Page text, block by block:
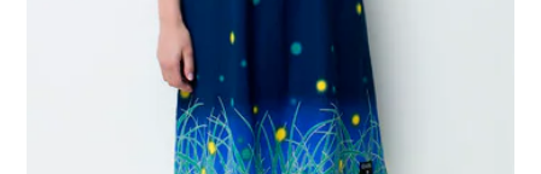
よくあるご質問